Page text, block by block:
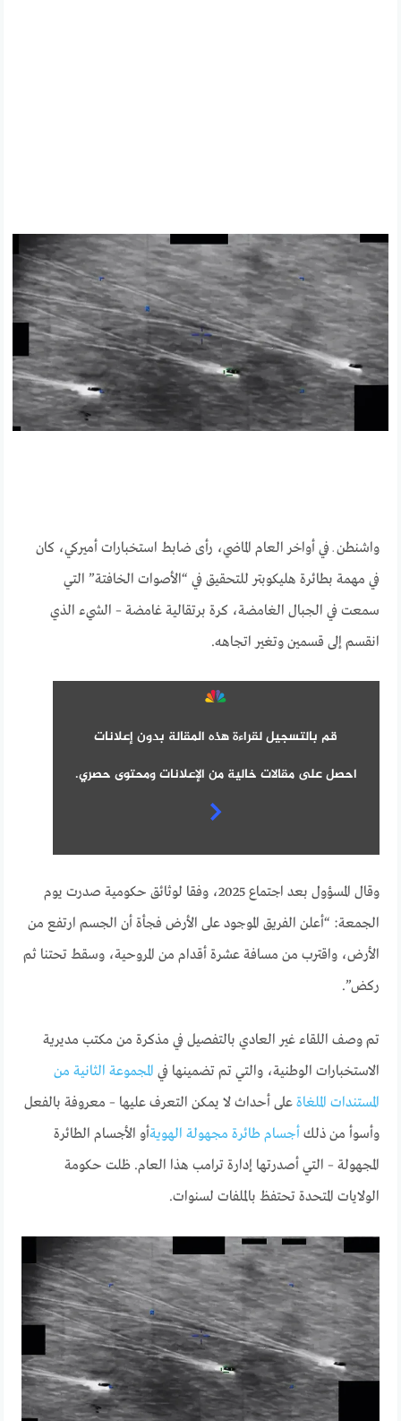
واشنطن ـ في أواخر العام الماضي، رأى ضابط استخبارات أميركي، كان
في مهمة بطائرة هليكوبتر للتحقيق في “الأصوات الخافتة” التي
سمعت في الجبال الغامضة، كرة برتقالية غامضة – الشيء الذي
انقسم إلى قسمين وتغير اتجاهه.
قم بالتسجيل لقراءة هذه المقالة بدون إعلانات
احصل على مقالات خالية من الإعلانات ومحتوى حصري.
وقال المسؤول بعد اجتماع 2025، وفقا لوثائق حكومية صدرت يوم
الجمعة: “أعلن الفريق الموجود على الأرض فجأة أن الجسم ارتفع من
الأرض، واقترب من مسافة عشرة أقدام من المروحية، وسقط تحتنا ثم
ركض”.
تم وصف اللقاء غير العادي بالتفصيل في مذكرة من مكتب مديرية
الاستخبارات الوطنية، والتي تم تضمينها في المجموعة الثانية من
المستندات الملغاةعلى أحداث لا يمكن التعرف عليها – معروفة بالفعل
وأسوأ من ذلك أجسام طائرة مجهولة الهويةأو الأجسام الطائرة
المجهولة – التي أصدرتها إدارة ترامب هذا العام. ظلت حكومة
الولايات المتحدة تحتفظ بالملفات لسنوات.